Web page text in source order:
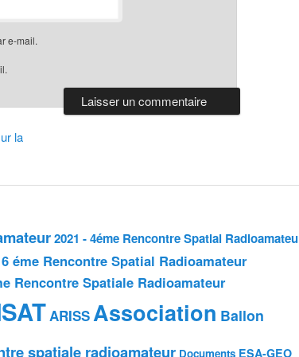
e-mail.
la
2021 - 4éme Rencontre Spatial
éme Rencontre Spatial Radioamateur
Rencontre Spatiale Radioamateur
ARISSAssociation Ballon
spatiale radioamateur Documents ESA-GEO